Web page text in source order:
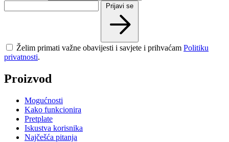
Želim primati važne obavijesti i savjete i prihvaćam Politiku
privatnosti.
Proizvod
Mogućnosti
Kako funkcionira
Pretplate
Iskustva korisnika
Najčešća pitanja